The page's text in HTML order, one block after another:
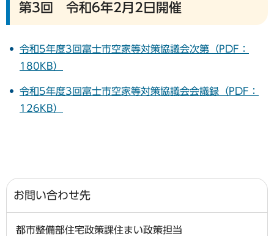
第3回 令和6年2月2日開催
令和5年度3回富士市空家等対策協議会次第（PDF：
180KB）
令和5年度3回富士市空家等対策協議会会議録（PDF：
126KB）
お問い合わせ先
都市整備部住宅政策課住まい政策担当